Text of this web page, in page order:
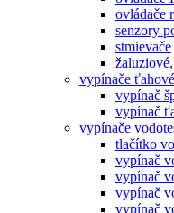
ovládače
senzory
stmievače
vypínače
vypínač
vypínač
vypínače
tlačítko
vypínač
vypínač
vypínač
vypínač